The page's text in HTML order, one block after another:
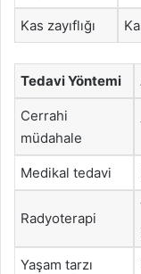
Kas zayıflığı
Tedavi Yöntemi
Cerrahi
müdahale
Medikal tedavi
Radyoterapi
Yaşam tarzı